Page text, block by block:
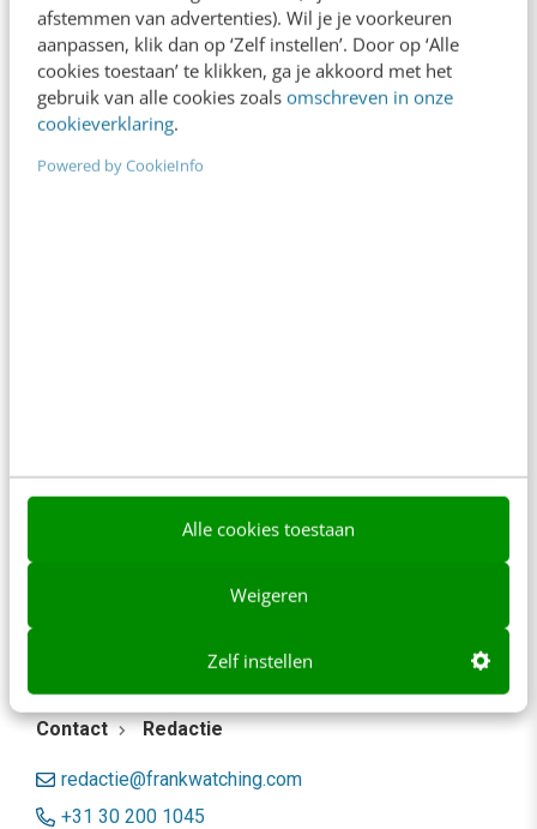
afstemmen van advertenties). Wil je je voorkeuren
aanpassen, klik dan op ‘Zelf instellen’. Door op ‘Alle
cookies toestaan’ te klikken, ga je akkoord met het
gebruik van alle cookies zoals omschreven in onze
cookieverklaring.
Powered by CookieInfo
Alle cookies toestaan
Weigeren
Zelf instellen
direct.
Contact Redactie
redactie@frankwatching.com
+31 30 200 1045